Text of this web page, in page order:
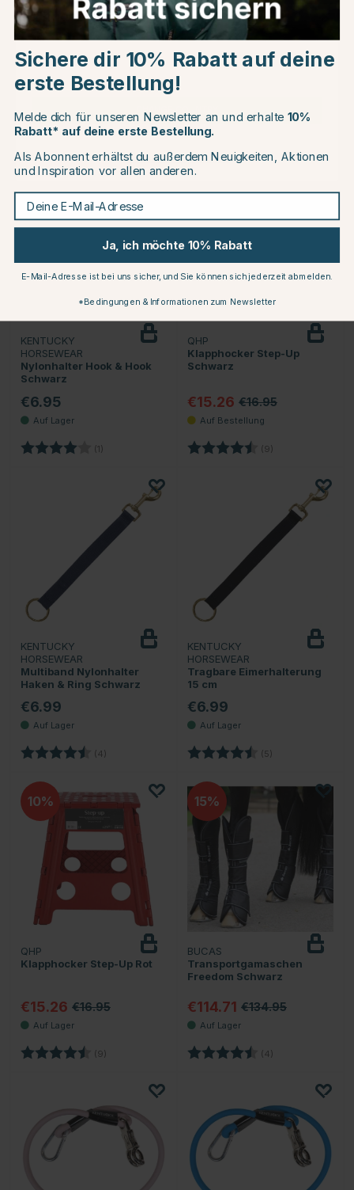
KENTUCKY
HORSEWEAR
Nylonhalter Hook & Hook
Marineblau
QHP
Transportführstrick Panic
Clip Schwarz
Bewertung:
KENTUCKY
HORSEWEAR
Nylonhalter Hook & Hook
Schwarz
€6.95
Bewertung: (1)
10
QHP
Klapphocker Step-Up
Schwarz
€15.26 €16.95
Bewertung: (9)
KENTUCKY
HORSEWEAR
Multiband Nylonhalter
Haken & Ring Schwarz
€6.99
Bewertung: (4)
KENTUCKY
HORSEWEAR
Tragbare Eimerhalterung
15 cm
€6.99
Bewertung: (5)
10
QHP
Klapphocker Step-Up Rot
€15.26 €16.95
Bewertung: (9)
15
BUCAS
Transportgamaschen
Freedom Schwarz
€114.71 €134.95
Bewertung: (4)
Choose country
EU
Continue to equinest.de
Sichere dir 10% Rabatt auf deine
erste Bestellung!
Melde dich für unseren Newsletter an und erhalte 10%
Rabatt* auf deine erste Bestellung.
Als Abonnent erhältst du außerdem Neuigkeiten, Aktionen
und Inspiration vor allen anderen.
Deine E-Mail-Adresse
Ja, ich möchte 10% Rabatt
E-Mail-Adresse ist bei uns sicher, und Sie können sich jederzeit abmelden.
*Bedingungen & Informationen zum Newsletter